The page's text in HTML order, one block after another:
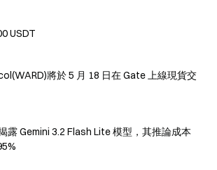
USDT
將於 5 月 18 日在 Gate 上線現貨交
露 Gemini 3.2 Flash Lite 模型，其推論成本